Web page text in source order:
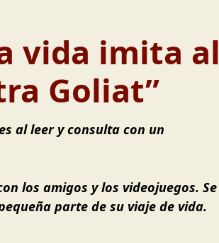
vida imita al
Goliat”
al leer y consulta con un
los amigos y los videojuegos. Se
parte de su viaje de vida.